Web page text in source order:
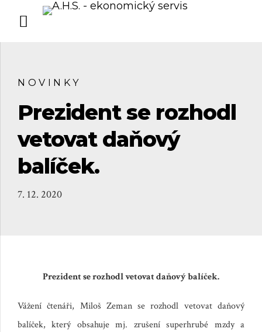
NOVINKY
Prezident se rozhodl
vetovat daňový
balíček.
7. 12. 2020
Prezident se rozhodl vetovat daňový balíček.
Vážení čtenáři, Miloš Zeman se rozhodl vetovat daňový
balíček, který obsahuje mj. zrušení superhrubé mzdy a